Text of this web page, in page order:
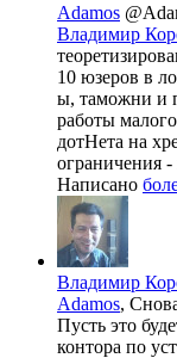
Adamos
Владимир
10 юзеров в
ы, таможни и
работы
дотНета на
ограничения
Написано
Владимир
Adamos,
Пусть это
контора по